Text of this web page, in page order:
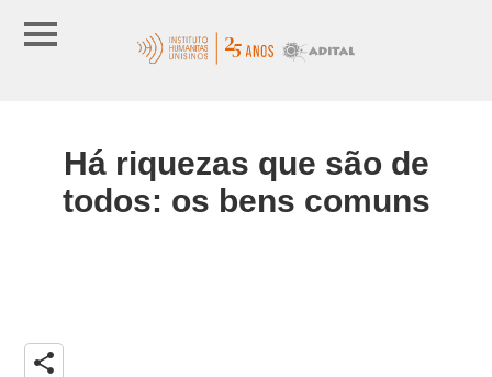
Há riquezas que são de
todos: os bens comuns
share